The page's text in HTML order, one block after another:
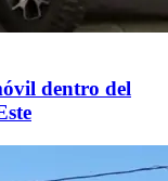
dentro del